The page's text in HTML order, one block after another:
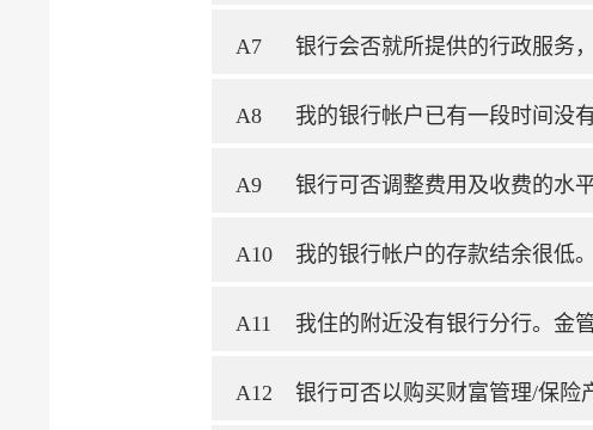
A7 银行会否就所提供的行政服务
A8 我的银行帐户已有一段时间没
A9 银行可否调整费用及收费的水平
A10 我的银行帐户的存款结余很低
A11 我住的附近没有银行分行。金
A12 银行可否以购买财富管理/保险